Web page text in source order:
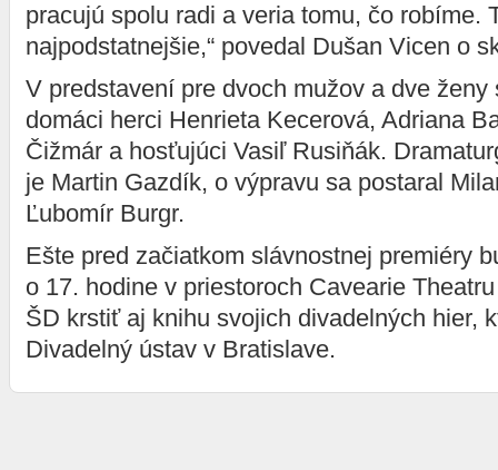
pracujú spolu radi a veria tomu, čo robíme.
najpodstatnejšie,“ povedal Dušan Vicen o
V predstavení pre dvoch mužov a dve ženy
domáci herci Henrieta Kecerová, Adriana
Čižmár a hosťujúci Vasiľ Rusiňák.
je Martin Gazdík, o výpravu sa postaral
Ľubomír Burgr.
Ešte pred začiatkom slávnostnej premiéry
o 17. hodine v priestoroch Cavearie
ŠD krstiť aj knihu svojich divadelných hier,
Divadelný ústav v Bratislave.